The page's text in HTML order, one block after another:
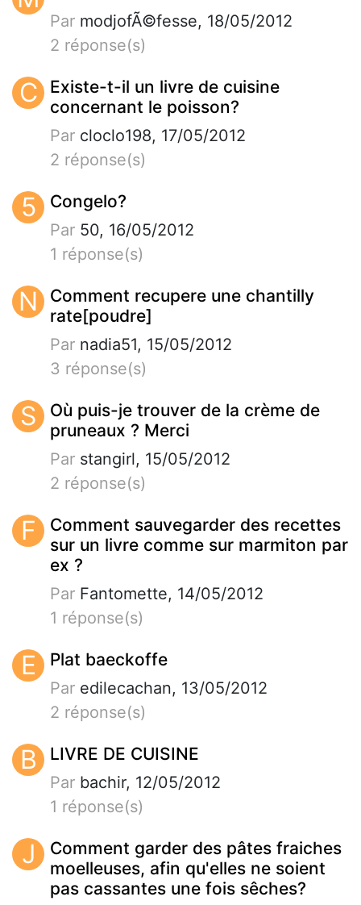
Par modjofÃ©fesse, 18/05/2012
2 réponse(s)
C
Existe-t-il un livre de cuisine
concernant le poisson?
Par cloclo198, 17/05/2012
2 réponse(s)
5 Congelo?
Par 50, 16/05/2012
1 réponse(s)
N
Comment recupere une chantilly
rate[poudre]
Par nadia51, 15/05/2012
3 réponse(s)
S
Où puis-je trouver de la crème de
pruneaux ? Merci
Par stangirl, 15/05/2012
2 réponse(s)
F
Comment sauvegarder des recettes
sur un livre comme sur marmiton par
ex ?
Par Fantomette, 14/05/2012
1 réponse(s)
E Plat baeckoffe
Par edilecachan, 13/05/2012
2 réponse(s)
B LIVRE DE CUISINE
Par bachir, 12/05/2012
1 réponse(s)
J
Comment garder des pâtes fraiches
moelleuses, afin qu'elles ne soient
pas cassantes une fois sêches?